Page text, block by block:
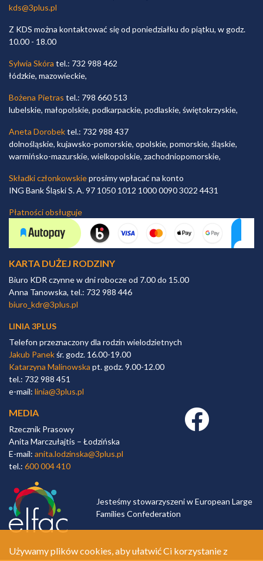
kds@3plus.pl
Z KDS można kontaktować się od poniedziałku do piątku, w godz.
10.00 - 18.00
Sylwia Skóra tel.: 732 988 462
łódzkie, mazowieckie,
Bożena Pietras tel.: 798 660 513
lubelskie, małopolskie, podkarpackie, podlaskie, świętokrzyskie,
Aneta Dorobektel.: 732 988 437
dolnośląskie, kujawsko-pomorskie, opolskie, pomorskie, śląskie,
warmińsko-mazurskie, wielkopolskie, zachodniopomorskie,
Składki członkowskieprosimy wpłacać na konto
ING Bank Śląski S. A. 97 1050 1012 1000 0090 3022 4431
Płatności obsługuje
KARTA DUŻEJ RODZINY
Biuro KDR czynne w dni robocze od 7.00 do 15.00
Anna Tanowska, tel.: 732 988 446
biuro_kdr@3plus.pl
LINIA 3PLUS
Telefon przeznaczony dla rodzin wielodzietnych
Jakub Panekśr. godz. 16.00-19.00
Katarzyna Malinowska pt. godz. 9.00-12.00
tel.: 732 988 451
e-mail: linia@3plus.pl
MEDIA
Rzecznik Prasowy
Anita Marczułajtis – Łodzińska
E-mail: anita.lodzinska@3plus.pl
tel.: 600 004 410
Facebook link
Jesteśmy stowarzyszeni w European Large
Families Confederation
Używamy plików cookies, aby ułatwić Ci korzystanie z